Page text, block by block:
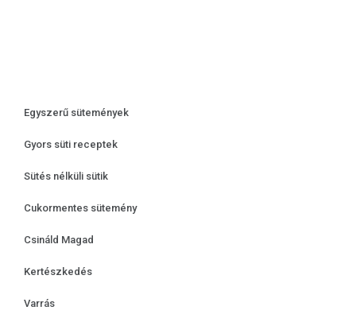
Egyszerű sütemények
Gyors süti receptek
Sütés nélküli sütik
Cukormentes sütemény
Csináld Magad
Kertészkedés
Varrás